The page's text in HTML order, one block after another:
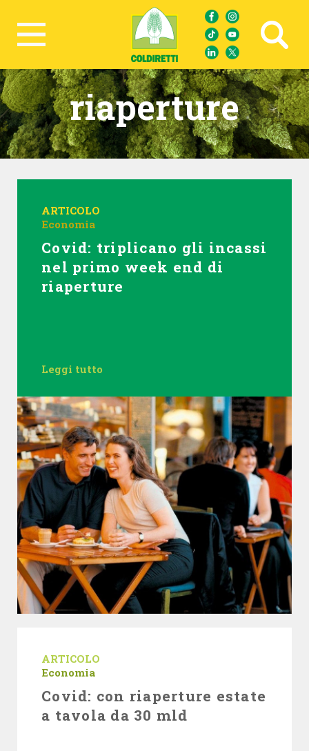
Ricerca avanzata
riaperture
ARTICOLO
Economia
Covid: triplicano gli incassi
nel primo week end di
riaperture
Leggi tutto
ARTICOLO
Economia
Covid: con riaperture estate
a tavola da 30 mld